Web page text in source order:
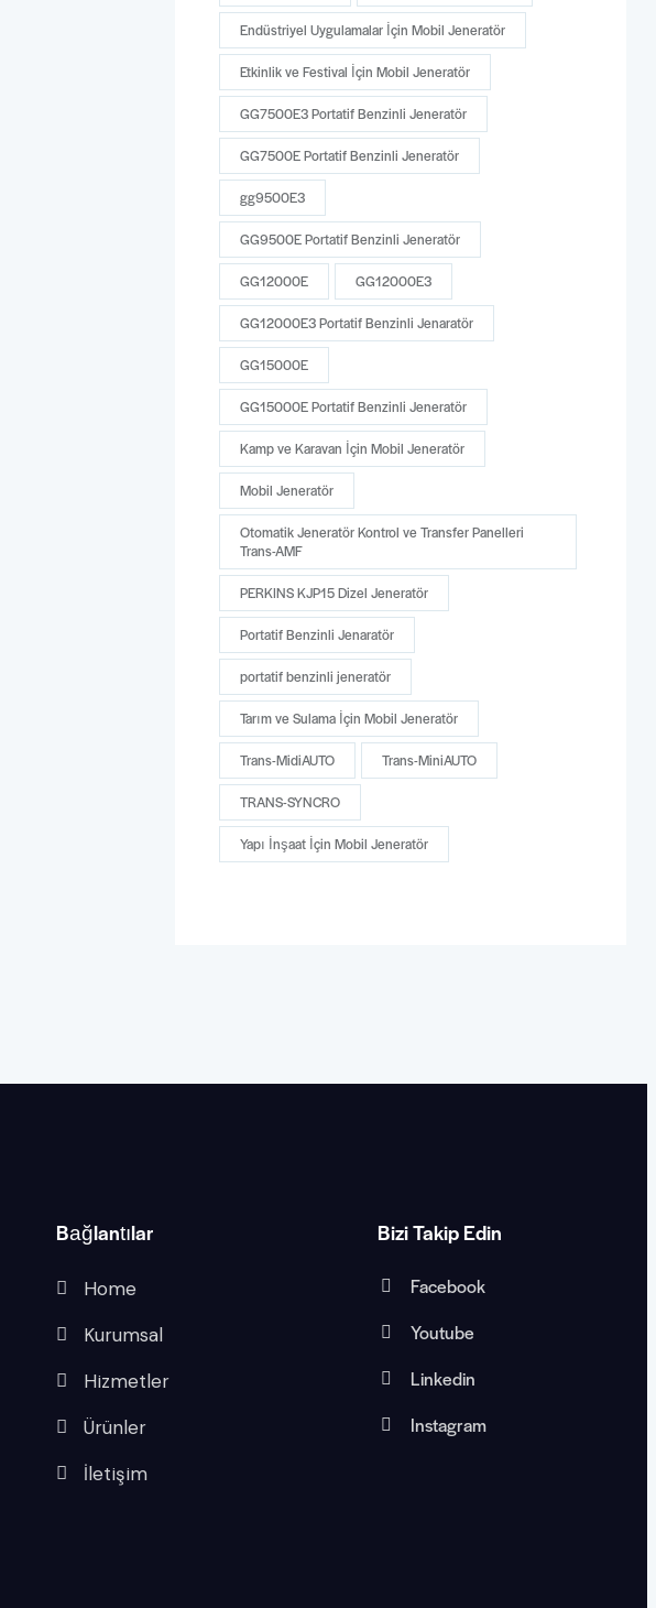
Endüstriyel Uygulamalar İçin Mobil Jeneratör
Etkinlik ve Festival İçin Mobil Jeneratör
GG7500E3 Portatif Benzinli Jeneratör
GG7500E Portatif Benzinli Jeneratör
gg9500E3
GG9500E Portatif Benzinli Jeneratör
GG12000E GG12000E3
GG12000E3 Portatif Benzinli Jenaratör
GG15000E
GG15000E Portatif Benzinli Jeneratör
Kamp ve Karavan İçin Mobil Jeneratör
Mobil Jeneratör
Otomatik Jeneratör Kontrol ve Transfer Panelleri
Trans-AMF
PERKINS KJP15 Dizel Jeneratör
Portatif Benzinli Jenaratör
portatif benzinli jeneratör
Tarım ve Sulama İçin Mobil Jeneratör
Trans-MidiAUTO Trans-MiniAUTO
TRANS-SYNCRO
Yapı İnşaat İçin Mobil Jeneratör
Bağlantılar
Home
Kurumsal
Hizmetler
Ürünler
İletişim
Bizi Takip Edin
Facebook
Youtube
Linkedin
Instagram